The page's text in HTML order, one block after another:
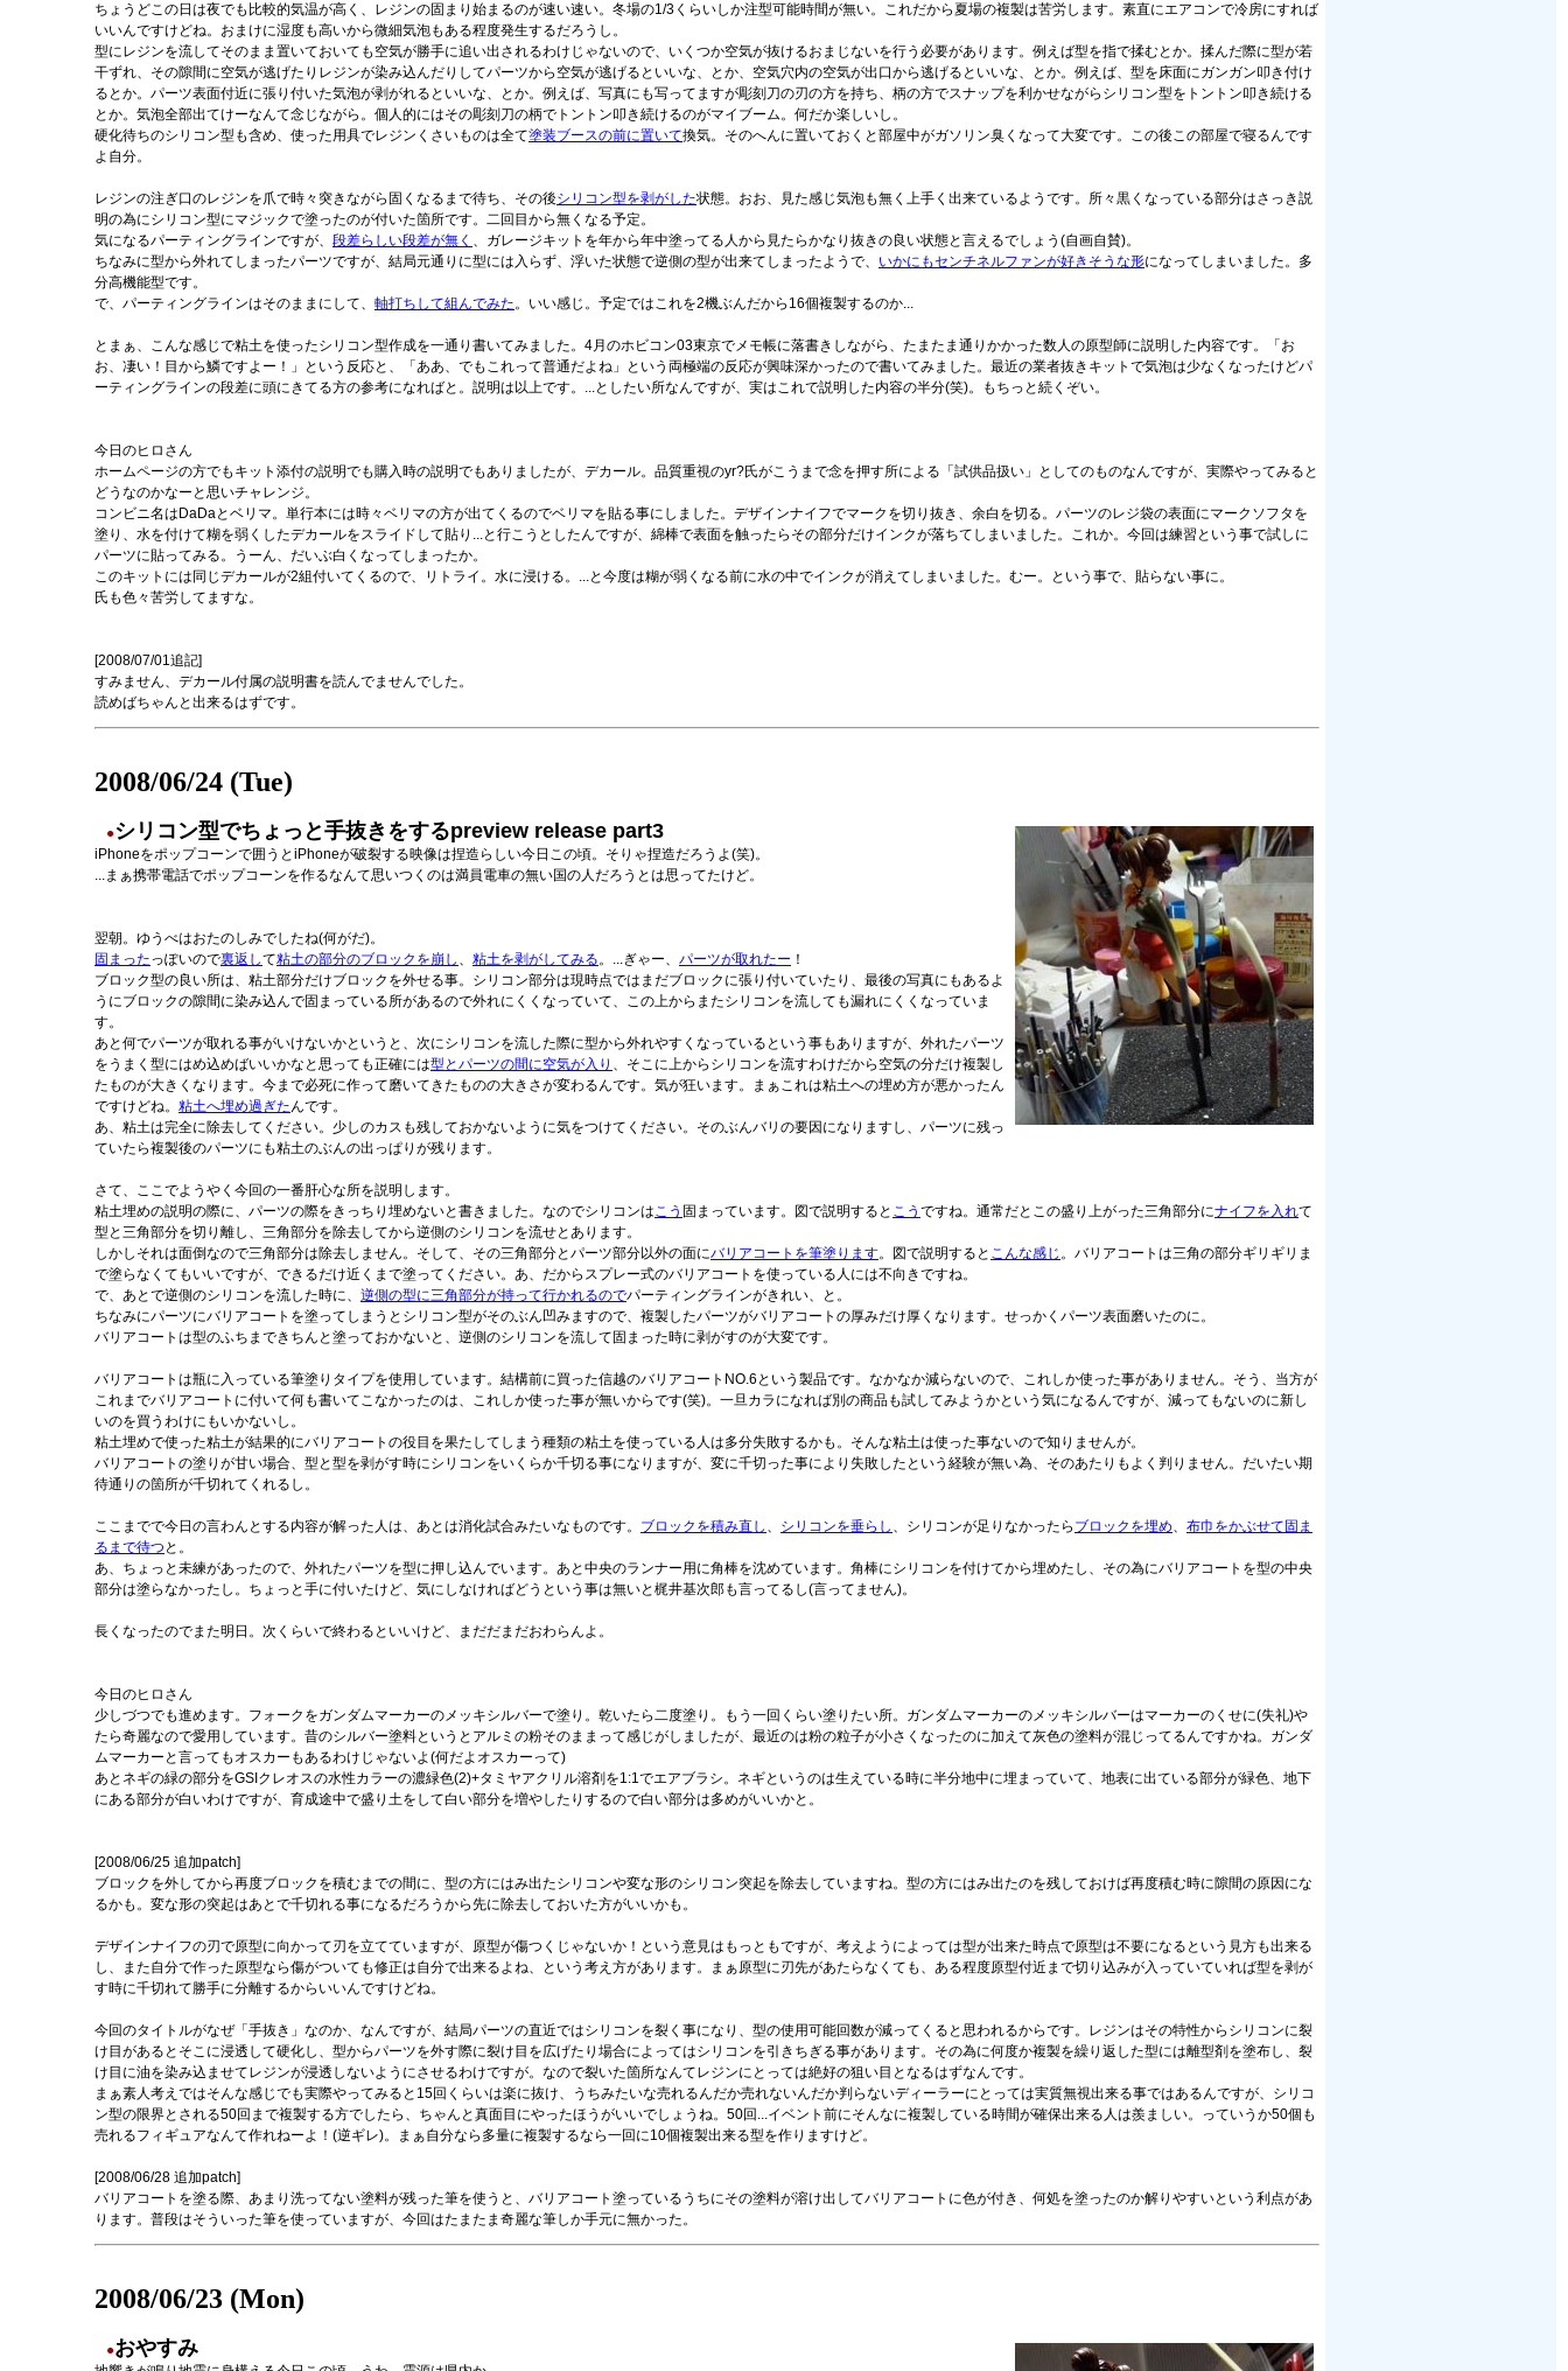
ちょうどこの日は夜でも比較的気温が高く、レジンの固まり始まるのが速い速い。冬場の1/3くらいしか注型可能時間が無い。これだから夏場の複製は苦労します。素直にエアコンで冷房にすれば
いいんですけどね。おまけに湿度も高いから微細気泡もある程度発生するだろうし。
型にレジンを流してそのまま置いておいても空気が勝手に追い出されるわけじゃないので、いくつか空気が抜けるおまじないを行う必要があります。例えば型を指で揉むとか。揉んだ際に型が若
干ずれ、その隙間に空気が逃げたりレジンが染み込んだりしてパーツから空気が逃げるといいな、とか、空気穴内の空気が出口から逃げるといいな、とか。例えば、型を床面にガンガン叩き付け
るとか。パーツ表面付近に張り付いた気泡が剥がれるといいな、とか。例えば、写真にも写ってますが彫刻刀の刃の方を持ち、柄の方でスナップを利かせながらシリコン型をトントン叩き続ける
とか。気泡全部出てけーなんて念じながら。個人的にはその彫刻刀の柄でトントン叩き続けるのがマイブーム。何だか楽しいし。
硬化待ちのシリコン型も含め、使った用具でレジンくさいものは全て塗装ブースの前に置いて換気。そのへんに置いておくと部屋中がガソリン臭くなって大変です。この後この部屋で寝るんです
よ自分。
レジンの注ぎ口のレジンを爪で時々突きながら固くなるまで待ち、その後シリコン型を剥がした状態。おお、見た感じ気泡も無く上手く出来ているようです。所々黒くなっている部分はさっき説
明の為にシリコン型にマジックで塗ったのが付いた箇所です。二回目から無くなる予定。
気になるパーティングラインですが、 段差らしい段差が無く 、ガレージキットを年から年中塗ってる人から見たらかなり抜きの良い状態と言えるでしょう(自画自賛)。
ちなみに型から外れてしまったパーツですが、結局元通りに型には入らず、浮いた状態で逆側の型が出来てしまったようで、 いかにもセンチネルファンが好きそうな形になってしまいました。多
分高機能型です。
で、パーティングラインはそのままにして、 軸打ちして組んでみた。いい感じ。予定ではこれを2機ぶんだから16個複製するのか...
とまぁ、こんな感じで粘土を使ったシリコン型作成を一通り書いてみました。4月のホビコン03東京でメモ帳に落書きしながら、たまたま通りかかった数人の原型師に説明した内容です。「お
お、凄い！目から鱗ですよー！」という反応と、「ああ、でもこれって普通だよね」という両極端の反応が興味深かったので書いてみました。最近の業者抜きキットで気泡は少なくなったけどパ
ーティングラインの段差に頭にきてる方の参考になればと。説明は以上です。...としたい所なんですが、実はこれで説明した内容の半分(笑)。もちっと続くぞい。
今日のヒロさん
ホームページの方でもキット添付の説明でも購入時の説明でもありましたが、デカール。品質重視のyr?氏がこうまで念を押す所による「試供品扱い」としてのものなんですが、実際やってみると
どうなのかなーと思いチャレンジ。
コンビニ名はDaDaとベリマ。単行本には時々ベリマの方が出てくるのでベリマを貼る事にしました。デザインナイフでマークを切り抜き、余白を切る。パーツのレジ袋の表面にマークソフタを
塗り、水を付けて糊を弱くしたデカールをスライドして貼り...と行こうとしたんですが、綿棒で表面を触ったらその部分だけインクが落ちてしまいました。これか。今回は練習という事で試しに
パーツに貼ってみる。うーん、だいぶ白くなってしまったか。
このキットには同じデカールが2組付いてくるので、リトライ。水に浸ける。...と今度は糊が弱くなる前に水の中でインクが消えてしまいました。むー。という事で、貼らない事に。
氏も色々苦労してますな。
[2008/07/01追記]
すみません、デカール付属の説明書を読んでませんでした。
読めばちゃんと出来るはずです。
2008/06/24 (Tue)
●シリコン型でちょっと手抜きをするpreview release part3
iPhoneをポップコーンで囲うとiPhoneが破裂する映像は捏造らしい今日この頃。そりゃ捏造だろうよ(笑)。
...まぁ携帯電話でポップコーンを作るなんて思いつくのは満員電車の無い国の人だろうとは思ってたけど。
翌朝。ゆうべはおたのしみでしたね(何がだ)。
固まったっぽいので裏返して粘土の部分のブロックを崩し 、 粘土を剥がしてみる。...ぎゃー、 パーツが取れたー ！
ブロック型の良い所は、粘土部分だけブロックを外せる事。シリコン部分は現時点ではまだブロックに張り付いていたり、最後の写真にもあるよ
うにブロックの隙間に染み込んで固まっている所があるので外れにくくなっていて、この上からまたシリコンを流しても漏れにくくなっていま
す。
あと何でパーツが取れる事がいけないかというと、次にシリコンを流した際に型から外れやすくなっているという事もありますが、外れたパーツ
をうまく型にはめ込めばいいかなと思っても正確には型とパーツの間に空気が入り 、そこに上からシリコンを流すわけだから空気の分だけ複製し
たものが大きくなります。今まで必死に作って磨いてきたものの大きさが変わるんです。気が狂います。まぁこれは粘土への埋め方が悪かったん
ですけどね。 粘土へ埋め過ぎたんです。
あ、粘土は完全に除去してください。少しのカスも残しておかないように気をつけてください。そのぶんバリの要因になりますし、パーツに残っ
ていたら複製後のパーツにも粘土のぶんの出っぱりが残ります。
さて、ここでようやく今回の一番肝心な所を説明します。
粘土埋めの説明の際に、パーツの際をきっちり埋めないと書きました。なのでシリコンはこう 固まっています。図で説明すると こう ですね。通常だとこの盛り上がった三角部分にナイフを入れて
型と三角部分を切り離し、三角部分を除去してから逆側のシリコンを流せとあります。
しかしそれは面倒なので三角部分は除去しません。そして、その三角部分とパーツ部分以外の面にバリアコートを筆塗ります。図で説明すると こんな感じ 。バリアコートは三角の部分ギリギリま
で塗らなくてもいいですが、できるだけ近くまで塗ってください。あ、だからスプレー式のバリアコートを使っている人には不向きですね。
で、あとで逆側のシリコンを流した時に、 逆側の型に三角部分が持って行かれるのでパーティングラインがきれい、と。
ちなみにパーツにバリアコートを塗ってしまうとシリコン型がそのぶん凹みますので、複製したパーツがバリアコートの厚みだけ厚くなります。せっかくパーツ表面磨いたのに。
バリアコートは型のふちまできちんと塗っておかないと、逆側のシリコンを流して固まった時に剥がすのが大変です。
バリアコートは瓶に入っている筆塗りタイプを使用しています。結構前に買った信越のバリアコートNO.6という製品です。なかなか減らないので、これしか使った事がありません。そう、当方が
これまでバリアコートに付いて何も書いてこなかったのは、これしか使った事が無いからです(笑)。一旦カラになれば別の商品も試してみようかという気になるんですが、減ってもないのに新し
いのを買うわけにもいかないし。
粘土埋めで使った粘土が結果的にバリアコートの役目を果たしてしまう種類の粘土を使っている人は多分失敗するかも。そんな粘土は使った事ないので知りませんが。
バリアコートの塗りが甘い場合、型と型を剥がす時にシリコンをいくらか千切る事になりますが、変に千切った事により失敗したという経験が無い為、そのあたりもよく判りません。だいたい期
待通りの箇所が千切れてくれるし。
ここまでで今日の言わんとする内容が解った人は、あとは消化試合みたいなものです。 ブロックを積み直し 、 シリコンを垂らし 、シリコンが足りなかったら ブロックを埋め、 布巾をかぶせて固ま
るまで待つ と。
あ、ちょっと未練があったので、外れたパーツを型に押し込んでいます。あと中央のランナー用に角棒を沈めています。角棒にシリコンを付けてから埋めたし、その為にバリアコートを型の中央
部分は塗らなかったし。ちょっと手に付いたけど、気にしなければどうという事は無いと梶井基次郎も言ってるし(言ってません)。
長くなったのでまた明日。次くらいで終わるといいけど、まだだまだおわらんよ。
今日のヒロさん
少しづつでも進めます。フォークをガンダムマーカーのメッキシルバーで塗り。乾いたら二度塗り。もう一回くらい塗りたい所。ガンダムマーカーのメッキシルバーはマーカーのくせに(失礼)や
たら奇麗なので愛用しています。昔のシルバー塗料というとアルミの粉そのままって感じがしましたが、最近のは粉の粒子が小さくなったのに加えて灰色の塗料が混じってるんですかね。ガンダ
ムマーカーと言ってもオスカーもあるわけじゃないよ(何だよオスカーって)
あとネギの緑の部分をGSIクレオスの水性カラーの濃緑色(2)+タミヤアクリル溶剤を1:1でエアブラシ。ネギというのは生えている時に半分地中に埋まっていて、地表に出ている部分が緑色、地下
にある部分が白いわけですが、育成途中で盛り土をして白い部分を増やしたりするので白い部分は多めがいいかと。
[2008/06/25 追加patch]
ブロックを外してから再度ブロックを積むまでの間に、型の方にはみ出たシリコンや変な形のシリコン突起を除去していますね。型の方にはみ出たのを残しておけば再度積む時に隙間の原因にな
るかも。変な形の突起はあとで千切れる事になるだろうから先に除去しておいた方がいいかも。
デザインナイフの刃で原型に向かって刃を立てていますが、原型が傷つくじゃないか！という意見はもっともですが、考えようによっては型が出来た時点で原型は不要になるという見方も出来る
し、また自分で作った原型なら傷がついても修正は自分で出来るよね、という考え方があります。まぁ原型に刃先があたらなくても、ある程度原型付近まで切り込みが入っていていれば型を剥が
す時に千切れて勝手に分離するからいいんですけどね。
今回のタイトルがなぜ「手抜き」なのか、なんですが、結局パーツの直近ではシリコンを裂く事になり、型の使用可能回数が減ってくると思われるからです。レジンはその特性からシリコンに裂
け目があるとそこに浸透して硬化し、型からパーツを外す際に裂け目を広げたり場合によってはシリコンを引きちぎる事があります。その為に何度か複製を繰り返した型には離型剤を塗布し、裂
け目に油を染み込ませてレジンが浸透しないようにさせるわけですが。なので裂いた箇所なんてレジンにとっては絶好の狙い目となるはずなんです。
まぁ素人考えではそんな感じでも実際やってみると15回くらいは楽に抜け、うちみたいな売れるんだか売れないんだか判らないディーラーにとっては実質無視出来る事ではあるんですが、シリコ
ン型の限界とされる50回まで複製する方でしたら、ちゃんと真面目にやったほうがいいでしょうね。50回...イベント前にそんなに複製している時間が確保出来る人は羨ましい。っていうか50個も
売れるフィギュアなんて作れねーよ！(逆ギレ)。まぁ自分なら多量に複製するなら一回に10個複製出来る型を作りますけど。
[2008/06/28 追加patch]
バリアコートを塗る際、あまり洗ってない塗料が残った筆を使うと、バリアコート塗っているうちにその塗料が溶け出してバリアコートに色が付き、何処を塗ったのか解りやすいという利点があ
ります。普段はそういった筆を使っていますが、今回はたまたま奇麗な筆しか手元に無かった。
2008/06/23 (Mon)
●おやすみ